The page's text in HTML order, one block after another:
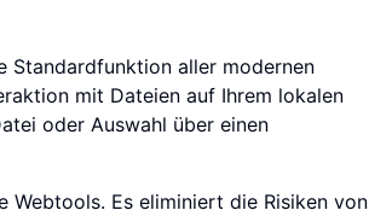
Standardfunktion aller modernen
mit Dateien auf Ihrem lokalen
oder Auswahl über einen
Es eliminiert die Risiken von